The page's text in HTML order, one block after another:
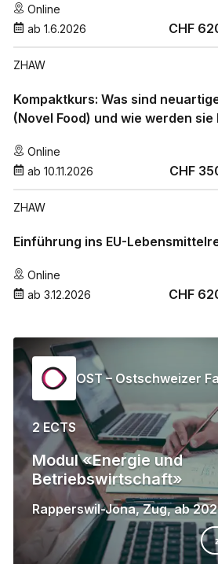
Online
ab 1.6.2026 CHF
ZHAW
Kompaktkurs: Was sind
(Novel Food) und wie werden sie
Online
ab 10.11.2026 CHF
ZHAW
Einführung ins EU-
Online
ab 3.12.2026 CHF
OST – Ostschweizer
2 ECTS
Modul «Energie und
Betriebswirtschaft»
Rapperswil-Jona,Zug,ab